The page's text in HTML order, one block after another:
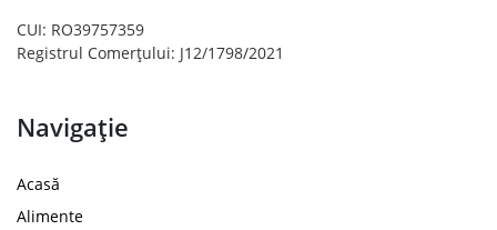
CUI: RO39757359
Registrul Comerțului: J12/1798/2021
Navigație
Acasă
Alimente